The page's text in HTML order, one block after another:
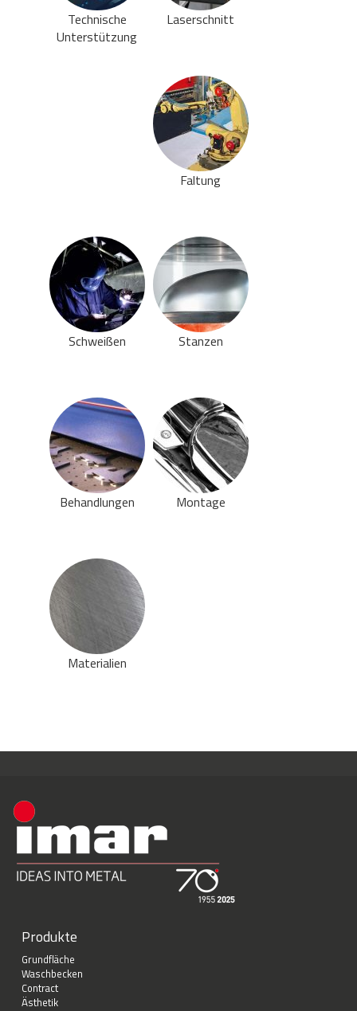
Technische
Unterstützung
Laserschnitt
Faltung
Schweißen Stanzen
Behandlungen Montage
Materialien
Produkte
Grundfläche
Waschbecken
Contract
Ästhetik